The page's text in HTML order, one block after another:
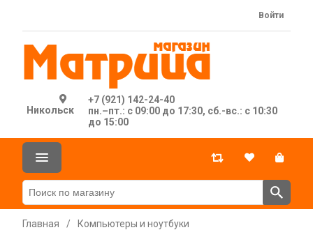
Никольск
+7 (921) 142-24-40
пн.–пт.: с 09:00 до 17:30, сб.-вс.: с 10:30
до 15:00
Войти
Главная /
Компьютеры и ноутбуки